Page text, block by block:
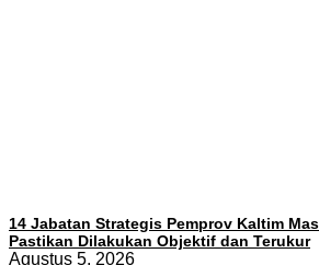
14 Jabatan Strategis Pemprov Kaltim
Pastikan Dilakukan Objektif dan Terukur
Agustus 5, 2026